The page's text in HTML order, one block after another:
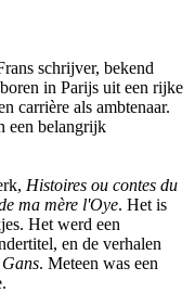
schrijver, bekend
in Parijs uit een rijke
carrière als ambtenaar.
een belangrijk
Histoires ou contes du
ma mère l'Oye. Het is
Het werd een
en de verhalen
. Meteen was een